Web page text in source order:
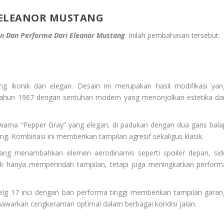
MUSTANG
Dan Performa Dari Eleanor Mustang. Inilah pembahasan tersebut:
ikonik dan elegan. Desain ini merupakan hasil modifikasi
1967 dengan sentuhan modern yang menonjolkan estetika
“Pepper Gray” yang elegan, di padukan dengan dua garis
Kombinasi ini memberikan tampilan agresif sekaligus klasik.
menambahkan elemen aerodinamis seperti spoiler depan,
hanya memperindah tampilan, tetapi juga meningkatkan
17 inci dengan ban performa tinggi memberikan tampilan
cengkeraman optimal dalam berbagai kondisi jalan.